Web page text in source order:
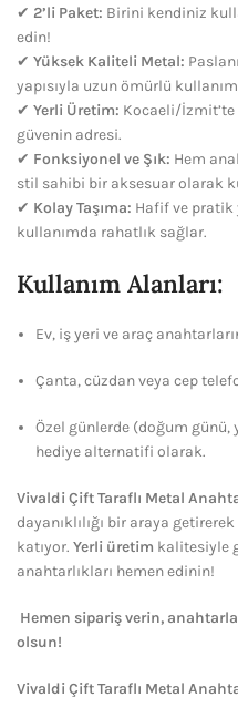
✔ 2’li Paket: Birini kendiniz
edin!
✔ Yüksek Kaliteli Metal:
yapısıyla uzun ömürlü
✔ Yerli Üretim: Kocaeli/
güvenin adresi.
✔ Fonksiyonel ve Şık: Hem
stil sahibi bir aksesuar olarak
✔ Kolay Taşıma: Hafif ve pratik
kullanımda rahatlık sağlar.
Kullanım Alanları:
Ev, iş yeri ve araç
Çanta, cüzdan veya cep
Özel günlerde (doğum günü,
hediye alternatifi olarak.
Vivaldi Çift Taraflı Metal
dayanıklılığı bir araya
katıyor. Yerli üretim kalitesiyle
anahtarlıkları hemen edinin!
Hemen sipariş verin,
olsun!
Vivaldi Çift Taraflı Metal